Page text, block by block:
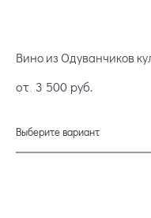
Вино из Одуванчиков
от 3 500 pуб.
Выберите вариант